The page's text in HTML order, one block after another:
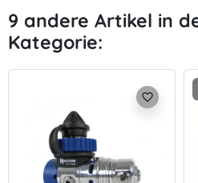
9 andere Artikel in
Kategorie:
favorite_border